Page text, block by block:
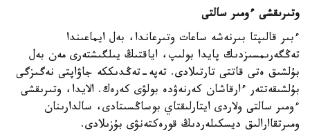
وتىرىقشى ءومىر سالتى
ءبىر قالىپتا بىرنەشە ساعات وتىرعاندا، بەل ايماعىندا
تەڭگەرىمسىزدىك پايدا بولىپ، اياقتىڭ يىلگىشتەرى مەن بەل
بۇلشىق ەتى قاتتى تارتىلادى. تەپە-تەڭدىككە جاۋاپتى نەگىزگى
بۇلشىقەتتەر ءارقاشان كەرنەۋدە بولۋى كەرەك. الايدا، وتىرىقشى
ءومىر سالتى ولاردى ايتارلىقتاي بوساڭسىتادى، سالدارىنان
ومىرتقاارالىق ديسكىلەردىڭ قورەكتەنۋى بۇزىلادى.